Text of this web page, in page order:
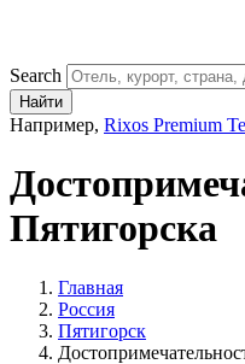
Search
Найти
Например, Rixos Premium
Пятигорска
Главная
Россия
Пятигорск